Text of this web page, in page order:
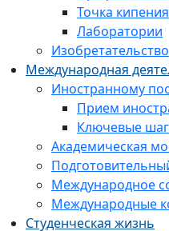
Точка кипения
Лаборатории
Изобретательство
Международная
Иностранному
Прием
Ключевые
Академическая
Международное
Международные
Студенческая жизнь